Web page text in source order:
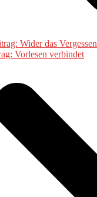
Wider das Vergessen
Vorlesen verbindet